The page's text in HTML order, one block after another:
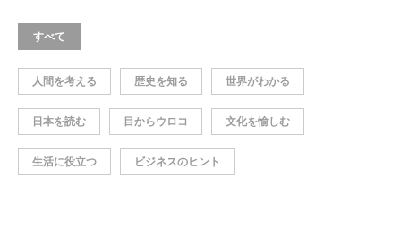
すべて
人間を考える 歴史を知る 世界がわかる
日本を読む 目からウロコ 文化を愉しむ
生活に役立つ ビジネスのヒント